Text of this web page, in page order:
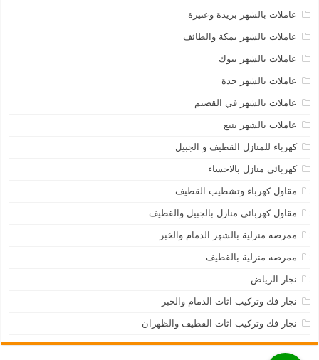
عاملات بالشهر بريدة وعنيزة
عاملات بالشهر بمكة والطائف
عاملات بالشهر تبوك
عاملات بالشهر جدة
عاملات بالشهر في القصيم
عاملات بالشهر ينبع
كهرباء للمنازل القطيف و الجبيل
كهربائي منازل بالاحساء
مقاول كهرباء وتشطيب القطيف
مقاول كهربائي منازل بالجبيل والقطيف
ممرضه منزلية بالشهر الدمام والخبر
ممرضه منزلية بالقطيف
نجار الرياض
نجار فك وتركيب اثاث الدمام والخبر
نجار فك وتركيب اثاث القطيف والظهران